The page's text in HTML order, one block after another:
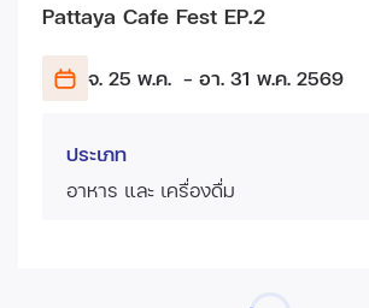
Pattaya Cafe Fest EP.2
จ. 25 พ.ค. - อา. 31 พ.ค. 2569
ประเภท
อาหาร และ เครื่องดื่ม